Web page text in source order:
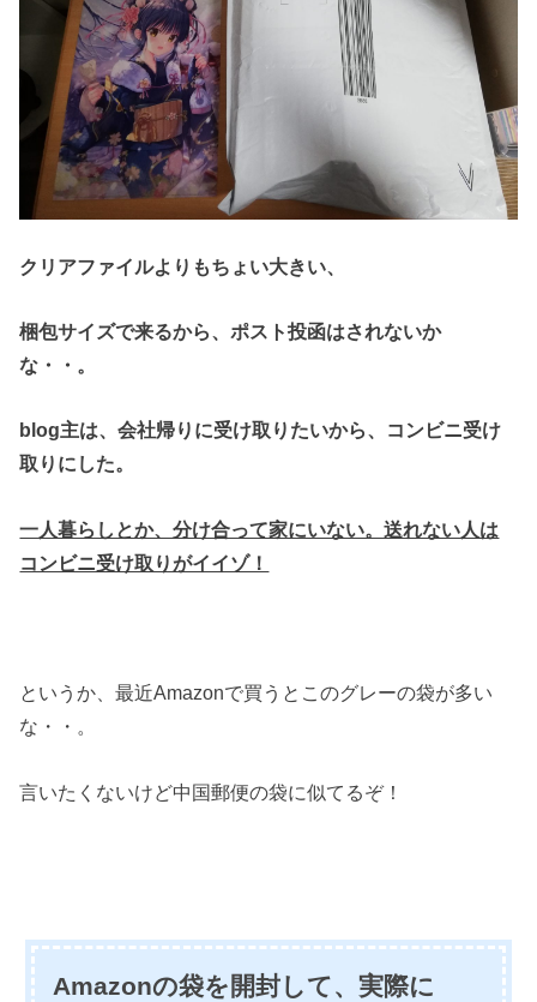
クリアファイルよりもちょい大きい、
梱包サイズで来るから、ポスト投函はされないか
な・・。
blog主は、会社帰りに受け取りたいから、コンビニ受け
取りにした。
一人暮らしとか、分け合って家にいない。送れない人は
コンビニ受け取りがイイゾ！
というか、最近Amazonで買うとこのグレーの袋が多い
な・・。
言いたくないけど中国郵便の袋に似てるぞ！
Amazonの袋を開封して、実際に